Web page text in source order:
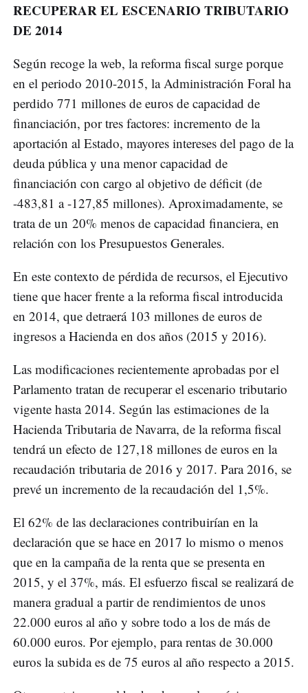
RECUPERAR EL ESCENARIO TRIBUTARIO
DE 2014
Según recoge la web, la reforma fiscal surge porque
en el periodo 2010-2015, la Administración Foral ha
perdido 771 millones de euros de capacidad de
financiación, por tres factores: incremento de la
aportación al Estado, mayores intereses del pago de la
deuda pública y una menor capacidad de
financiación con cargo al objetivo de déficit (de
-483,81 a -127,85 millones). Aproximadamente, se
trata de un 20% menos de capacidad financiera, en
relación con los Presupuestos Generales.
En este contexto de pérdida de recursos, el Ejecutivo
tiene que hacer frente a la reforma fiscal introducida
en 2014, que detraerá 103 millones de euros de
ingresos a Hacienda en dos años (2015 y 2016).
Las modificaciones recientemente aprobadas por el
Parlamento tratan de recuperar el escenario tributario
vigente hasta 2014. Según las estimaciones de la
Hacienda Tributaria de Navarra, de la reforma fiscal
tendrá un efecto de 127,18 millones de euros en la
recaudación tributaria de 2016 y 2017. Para 2016, se
prevé un incremento de la recaudación del 1,5%.
El 62% de las declaraciones contribuirían en la
declaración que se hace en 2017 lo mismo o menos
que en la campaña de la renta que se presenta en
2015, y el 37%, más. El esfuerzo fiscal se realizará de
manera gradual a partir de rendimientos de unos
22.000 euros al año y sobre todo a los de más de
60.000 euros. Por ejemplo, para rentas de 30.000
euros la subida es de 75 euros al año respecto a 2015.